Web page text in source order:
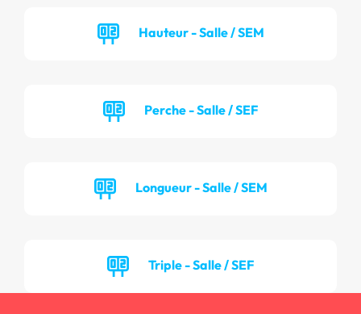
Hauteur - Salle / SEM
Perche - Salle / SEF
Longueur - Salle / SEM
Triple - Salle / SEF